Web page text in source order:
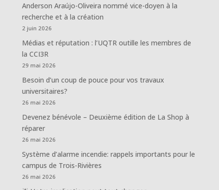
Anderson Araújo-Oliveira nommé vice-doyen à la
recherche et à la création
2 juin 2026
Médias et réputation : l’UQTR outille les membres de
la CCI3R
29 mai 2026
Besoin d’un coup de pouce pour vos travaux
universitaires?
26 mai 2026
Devenez bénévole – Deuxième édition de La Shop à
réparer
26 mai 2026
Système d’alarme incendie: rappels importants pour le
campus de Trois-Rivières
26 mai 2026